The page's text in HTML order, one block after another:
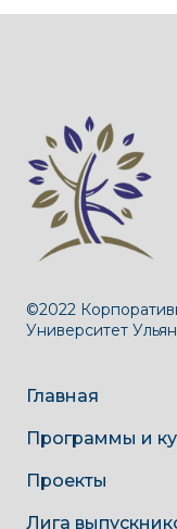
©2022
Университет
Главная
Программы и
Проекты
Лига